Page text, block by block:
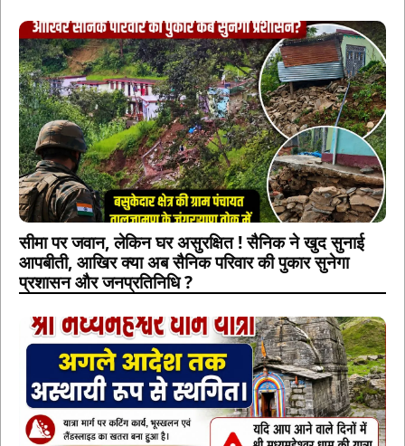
सीमा पर जवान, लेकिन घर असुरक्षित ! सैनिक ने खुद सुनाई
आपबीती, आखिर क्या अब सैनिक परिवार की पुकार सुनेगा
प्रशासन और जनप्रतिनिधि ?